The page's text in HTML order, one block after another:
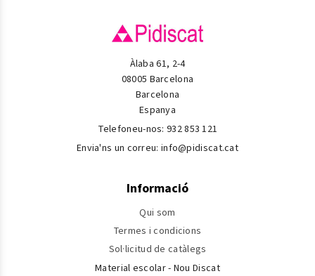
Àlaba 61, 2-4
08005 Barcelona
Barcelona
Espanya
Telefoneu-nos:932 853 121
Envia'ns un correu: info@pidiscat.cat
Informació
Qui som
Termes i condicions
Sol·licitud de catàlegs
Material escolar - Nou Discat